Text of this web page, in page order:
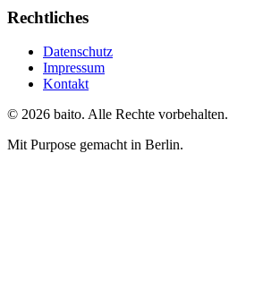
Rechtliches
Datenschutz
Impressum
Kontakt
© 2026 baito. Alle Rechte vorbehalten.
Mit Purpose gemacht in Berlin.